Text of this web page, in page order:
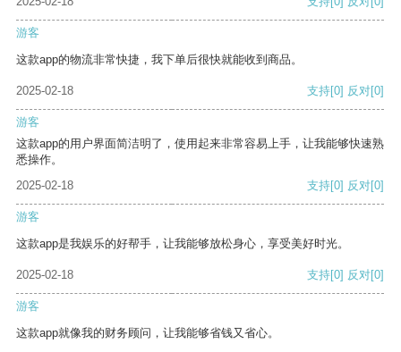
游客
这款app的物流非常快捷，我下单后很快就能收到商品。
2025-02-18 支持[0] 反对[0]
游客
这款app的用户界面简洁明了，使用起来非常容易上手，让我能够快速熟
悉操作。
2025-02-18
支持[0] 反对[0]
游客
这款app是我娱乐的好帮手，让我能够放松身心，享受美好时光。
2025-02-18 支持[0] 反对[0]
游客
这款app就像我的财务顾问，让我能够省钱又省心。